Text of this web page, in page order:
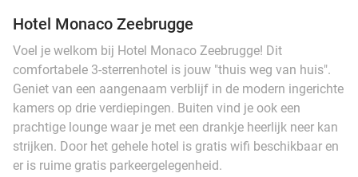
Hotel Monaco Zeebrugge
Voel je welkom bij Hotel Monaco Zeebrugge! Dit
comfortabele 3-sterrenhotel is jouw "thuis weg van huis".
Geniet van een aangenaam verblijf in de modern ingerichte
kamers op drie verdiepingen. Buiten vind je ook een
prachtige lounge waar je met een drankje heerlijk neer kan
strijken. Door het gehele hotel is gratis wifi beschikbaar en
er is ruime gratis parkeergelegenheid.